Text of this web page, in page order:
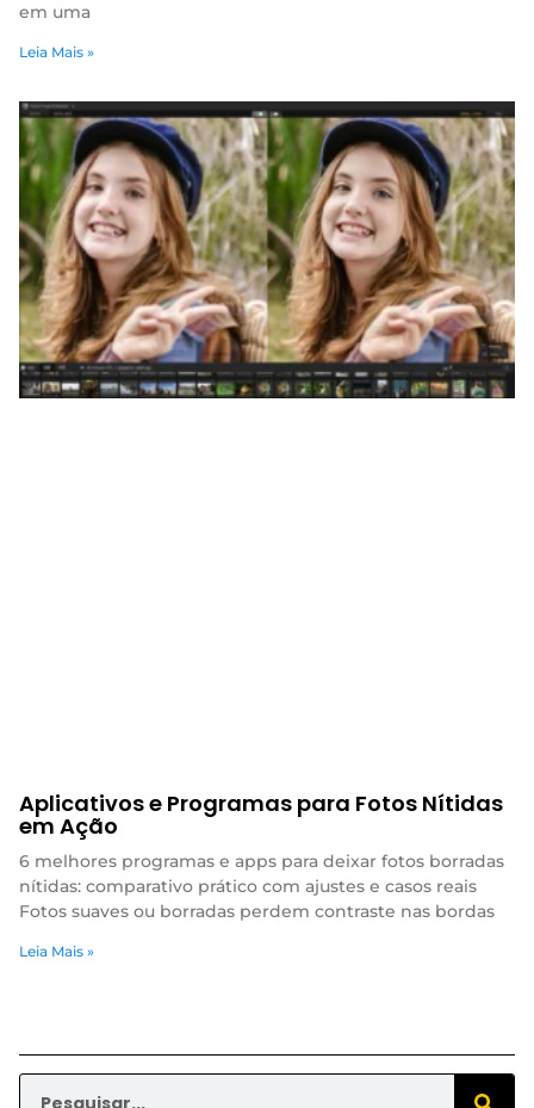
em uma
Leia Mais »
Aplicativos e Programas para Fotos Nítidas
em Ação
6 melhores programas e apps para deixar fotos borradas
nítidas: comparativo prático com ajustes e casos reais
Fotos suaves ou borradas perdem contraste nas bordas
Leia Mais »